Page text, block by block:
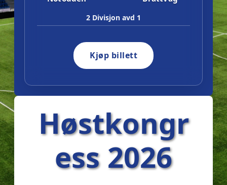
2 Divisjon avd 1
Kjøp billett
Høstkongr
ess 2026